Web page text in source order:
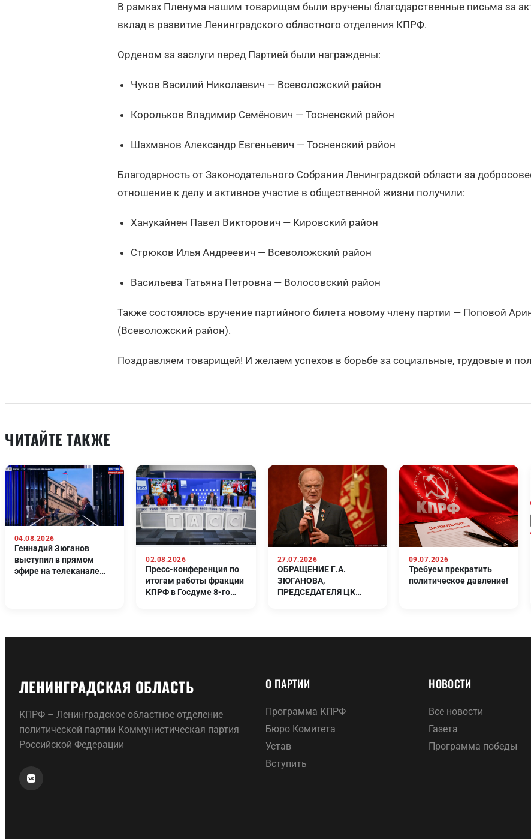
В рамках Пленума нашим товарищам были вручены благодарственные письма за
вклад в развитие Ленинградского областного отделения КПРФ.
Орденом за заслуги перед Партией были награждены:
Чуков Василий Николаевич — Всеволожский район
Корольков Владимир Семёнович — Тосненский район
Шахманов Александр Евгеньевич — Тосненский район
Благодарность от Законодательного Собрания Ленинградской области за
отношение к делу и активное участие в общественной жизни получили:
Ханукайнен Павел Викторович — Кировский район
Стрюков Илья Андреевич — Всеволожский район
Васильева Татьяна Петровна — Волосовский район
Также состоялось вручение партийного билета новому члену партии — Поповой
(Всеволожский район).
Поздравляем товарищей! И желаем успехов в борьбе за социальные, трудовые и
ЧИТАЙТЕ ТАКЖЕ
04.08.2026
Геннадий Зюганов
выступил в прямом
эфире на телеканале
02.08.2026
Пресс-конференция по
итогам работы фракции
КПРФ в Госдуме 8-го
27.07.2026
ОБРАЩЕНИЕ Г.А.
ЗЮГАНОВА,
ПРЕДСЕДАТЕЛЯ ЦК
ДУМЕ.
09.07.2026
Требуем прекратить
политическое давление!
ЛЕНИНГРАДСКАЯ ОБЛАСТЬ
КПРФ – Ленинградское областное отделение
политической партии Коммунистическая партия
Российской Федерации
О ПАРТИИ
Программа КПРФ
Бюро Комитета
Устав
Вступить
НОВОСТИ
Все новости
Газета
Программа победы